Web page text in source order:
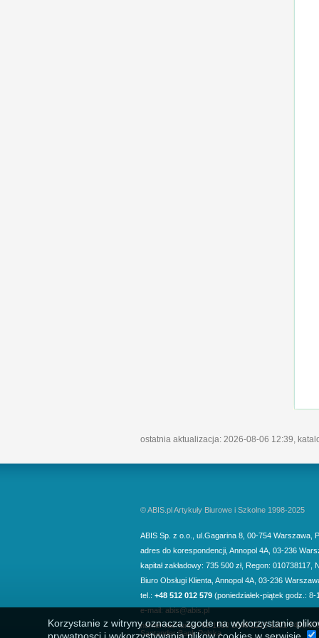
ostatnia aktualizacja: 2026-08-06 12:39,
© ABIS.pl Artykuły Biurowe i Szkolne 1998-2025
ABIS Sp. z o.o. ul.Gagarina 8 00-754 Warszawa
adres do korespondencji Annopol 4A 03-236
kapitał zakładowy: 735 500 zł, Regon: 010738117,
Biuro Obsługi Klienta, Annopol 4A, 03-236
tel.: +48 512 012 579 (poniedziałek-piątek godz.: 8-
e-mail:abis@abis.pl
numer rachunku: 62 1910 1048 2215 1221 7400
Santander Bank Polska
Korzystanie z witryny oznacza zgode na wykorzystanie